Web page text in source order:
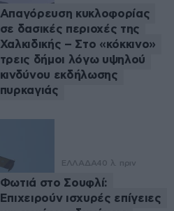
Απαγόρευση κυκλοφορίας
σε δασικές περιοχές της
Χαλκιδικής – Στο «κόκκινο»
τρεις δήμοι λόγω υψηλού
κινδύνου εκδήλωσης
πυρκαγιάς
ΕΛΛΑΔΑ40 λ. πριν
Φωτιά στο Σουφλί:
Επιχειρούν ισχυρές επίγειες